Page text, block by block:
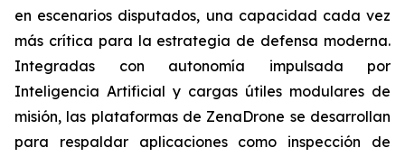
en escenarios disputados, una capacidad cada vez
más crítica para la estrategia de defensa moderna.
Integradas con autonomía impulsada por
Inteligencia Artificial y cargas útiles modulares de
misión, las plataformas de ZenaDrone se desarrollan
para respaldar aplicaciones como inspección de